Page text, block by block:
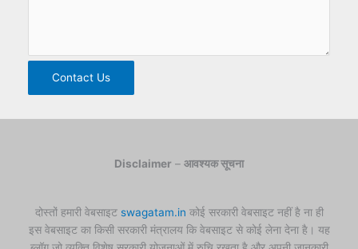
Contact Us
Disclaimer – आवश्यक सूचना
दोस्तों हमारी वेबसाइट swagatam.in कोई सरकारी वेबसाइट नहीं है ना ही
इस वेबसाइट का किसी सरकारी मंत्रालय कि वेबसाइट से कोई लेना देना है। यह